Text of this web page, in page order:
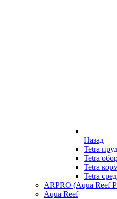
Назад
Tetra пруд
Tetra
Tetra
Tetra
ARPRO (Aqua Reef
Aqua Reef